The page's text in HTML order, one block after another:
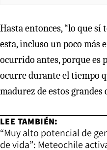
Hasta entonces, “lo que sí
esta, incluso un poco más
ocurrido antes, porque es
ocurre durante el tiempo
madurez de estos grandes
LEE TAMBIÉN:
“Muy alto potencial de
de vida”: Meteochile